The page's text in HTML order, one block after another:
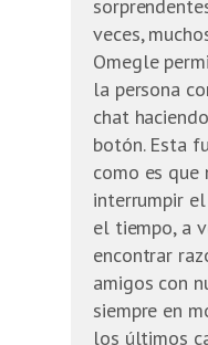
veces,
Omegle
la persona
chat
botón. Esta
como es que
interrumpir
el tiempo, a
encontrar
amigos con
siempre en
los últimos